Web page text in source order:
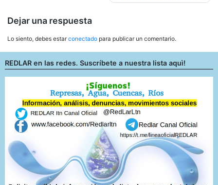
Dejar una respuesta
Lo siento, debes estarconectado para publicar un comentario.
REDLAR en las redes. Suscríbete a nuestra lista aquì!